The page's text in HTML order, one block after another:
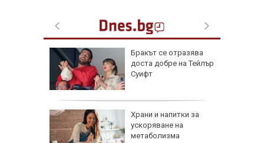
Бракът се отразява
доста добре на Тейлър
Суифт
Храни и напитки за
ускоряване на
метаболизма